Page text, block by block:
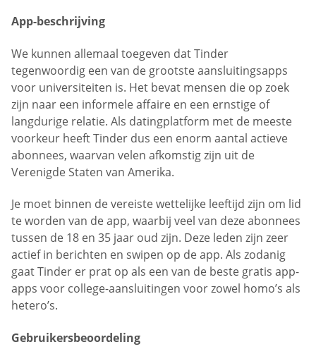
App-beschrijving
We kunnen allemaal toegeven dat Tinder
tegenwoordig een van de grootste aansluitingsapps
voor universiteiten is. Het bevat mensen die op zoek
zijn naar een informele affaire en een ernstige of
langdurige relatie. Als datingplatform met de meeste
voorkeur heeft Tinder dus een enorm aantal actieve
abonnees, waarvan velen afkomstig zijn uit de
Verenigde Staten van Amerika.
Je moet binnen de vereiste wettelijke leeftijd zijn om lid
te worden van de app, waarbij veel van deze abonnees
tussen de 18 en 35 jaar oud zijn. Deze leden zijn zeer
actief in berichten en swipen op de app. Als zodanig
gaat Tinder er prat op als een van de beste gratis app-
apps voor college-aansluitingen voor zowel homo’s als
hetero’s.
Gebruikersbeoordeling